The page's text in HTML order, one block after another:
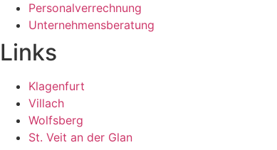
Personalverrechnung
Unternehmensberatung
Links
Klagenfurt
Villach
Wolfsberg
St. Veit an der Glan